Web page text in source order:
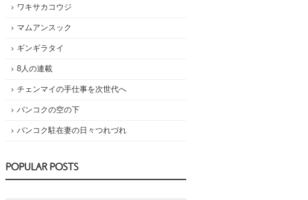
ワキサカコウジ
マムアンスック
ギンギラタイ
8人の連載
チェンマイの手仕事を次世代へ
バンコクの空の下
バンコク駐在妻の日々つれづれ
POPULAR POSTS